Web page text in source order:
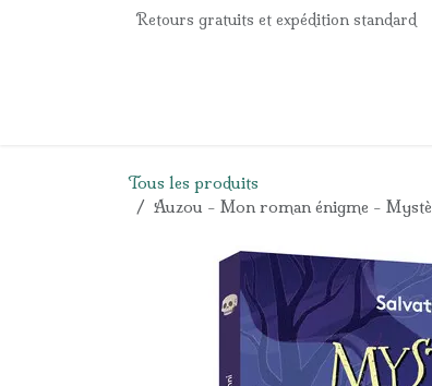
Se rendre au contenuRetours gratuits et expédition standard
Tous les produits
Auzou - Mon roman énigme -